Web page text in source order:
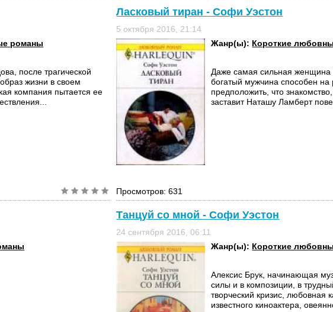
романы
после трагической
жизни в своем
компания пытается ее
Ласковый тиран - Софи Уэстон
5 октября 2016, 21:14
Жанр(ы): Короткие
Даже самая сильная
богатый мужчина способен на
предположить, что
заставит Наташу Ламберт
Просмотров: 631
Танцуй со мной - Софи Уэстон
24 сентября 2016, 06:11
Жанр(ы): Короткие
Алексис Брук, начинающая
силы и в композиции, в
творческий кризис, любовная
известного киноактера,